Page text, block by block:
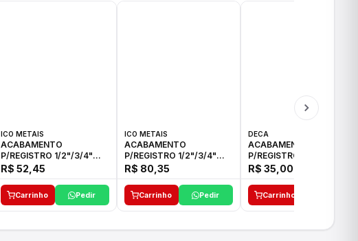
ICO METAIS
ACABAMENTO
P/REGISTRO 1/2"/3/4"
1416 C-50 ICO
R$ 52,45
Carrinho Pedir
ICO METAIS
ACABAMENTO
P/REGISTRO 1/2"/3/4"
ACB CS ALV E ICO
R$ 80,35
Carrinho Pedir
DECA
ACABAMENTO
P/REGISTRO 1/2"/3/4" C-
35 DECA
R$ 35,00
Carrinho